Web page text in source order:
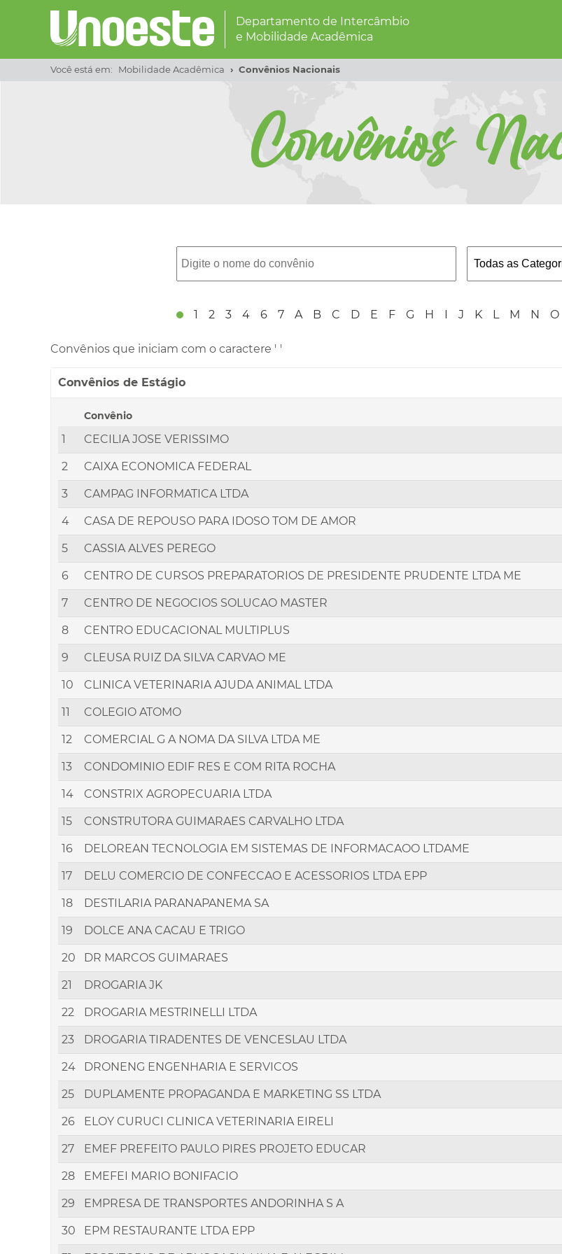
Departamento de Intercâmbio
e Mobilidade Acadêmica
Você está em: Mobilidade Acadêmica Convênios Nacionais
Convênios
1 2 3 4 6 7 A B C D E F G H J K L M N O
Convênios que iniciam com o caractere ' '
Convênios de Estágio
Convênio
1 CECILIA JOSE VERISSIMO
2 CAIXA ECONOMICA FEDERAL
3 CAMPAG INFORMATICA LTDA
4 CASA DE REPOUSO PARA IDOSO TOM DE AMOR
5 CASSIA ALVES PEREGO
6 CENTRO DE CURSOS PREPARATORIOS DE PRESIDENTE PRUDENTE LTDA ME
7 CENTRO DE NEGOCIOS SOLUCAO MASTER
8 CENTRO EDUCACIONAL MULTIPLUS
9 CLEUSA RUIZ DA SILVA CARVAO ME
10 CLINICA VETERINARIA AJUDA ANIMAL LTDA
11 COLEGIO ATOMO
12 COMERCIAL G A NOMA DA SILVA LTDA ME
13 CONDOMINIO EDIF RES E COM RITA ROCHA
14 CONSTRIX AGROPECUARIA LTDA
15 CONSTRUTORA GUIMARAES CARVALHO LTDA
16 DELOREAN TECNOLOGIA EM SISTEMAS DE INFORMACAOO LTDAME
17 DELU COMERCIO DE CONFECCAO E ACESSORIOS LTDA EPP
18 DESTILARIA PARANAPANEMA SA
19 DOLCE ANA CACAU E TRIGO
20 DR MARCOS GUIMARAES
21 DROGARIA JK
22 DROGARIA MESTRINELLI LTDA
23 DROGARIA TIRADENTES DE VENCESLAU LTDA
24 DRONENG ENGENHARIA E SERVICOS
25 DUPLAMENTE PROPAGANDA E MARKETING SS LTDA
26 ELOY CURUCI CLINICA VETERINARIA EIRELI
27 EMEF PREFEITO PAULO PIRES PROJETO EDUCAR
28 EMEFEI MARIO BONIFACIO
29 EMPRESA DE TRANSPORTES ANDORINHA S A
30 EPM RESTAURANTE LTDA EPP